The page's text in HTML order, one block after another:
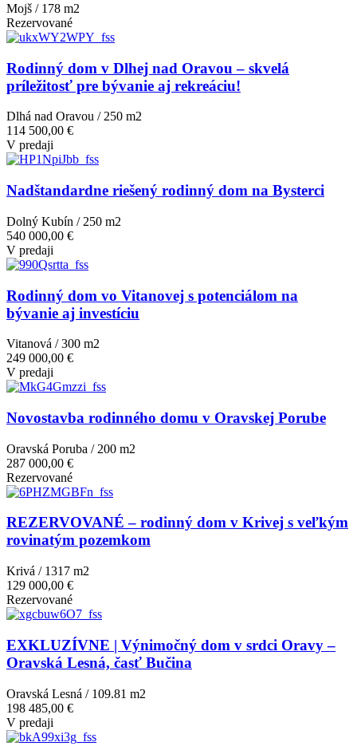
Mojš / 178 m2
Rezervované
Rodinný dom v Dlhej nad Oravou – skvelá
príležitosť pre bývanie aj rekreáciu!
Dlhá nad Oravou / 250 m2
114 500,00 €
V predaji
Nadštandardne riešený rodinný dom na Bysterci
Dolný Kubín / 250 m2
540 000,00 €
V predaji
Rodinný dom vo Vitanovej s potenciálom na
bývanie aj investíciu
Vitanová / 300 m2
249 000,00 €
V predaji
Novostavba rodinného domu v Oravskej Porube
Oravská Poruba / 200 m2
287 000,00 €
Rezervované
REZERVOVANÉ – rodinný dom v Krivej s veľkým
rovinatým pozemkom
Krivá / 1317 m2
129 000,00 €
Rezervované
EXKLUZÍVNE | Výnimočný dom v srdci Oravy –
Oravská Lesná, časť Bučina
Oravská Lesná / 109.81 m2
198 485,00 €
V predaji